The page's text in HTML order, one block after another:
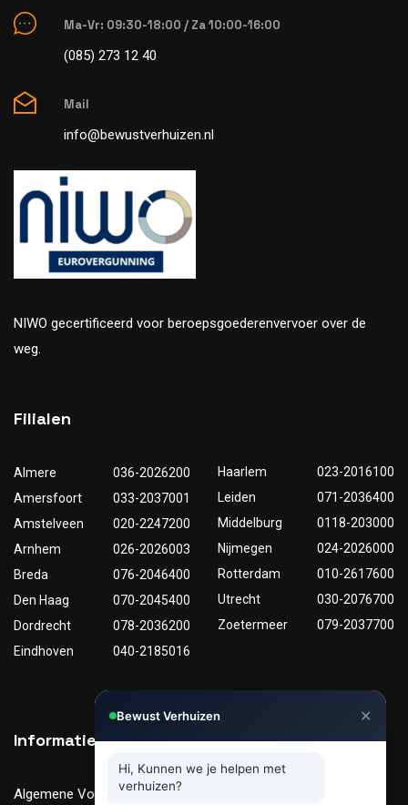
Ma-Vr: 09:30-18:00 / Za 10:00-16:00
(085) 273 12 40
Mail
info@bewustverhuizen.nl
NIWO gecertificeerd voor beroepsgoederenvervoer over de
weg.
Filialen
Almere
036-2026200
Amersfoort
033-2037001
Amstelveen
020-2247200
Arnhem
026-2026003
Breda
076-2046400
Den Haag
070-2045400
Dordrecht
078-2036200
Eindhoven
040-2185016
Haarlem
023-2016100
Leiden
071-2036400
Middelburg
0118-203000
Nijmegen
024-2026000
Rotterdam
010-2617600
Utrecht
030-2076700
Zoetermeer
079-2037700
Informatie
Algemene Voorwaarden
Nuttige links
Bewust Verhuizen ✕
Hi, Kunnen we je helpen met
verhuizen?